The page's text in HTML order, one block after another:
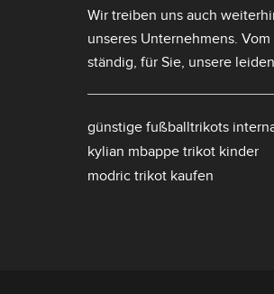
Wir treiben uns auch
unseres Unternehmens.
ständig, für Sie, unsere
günstige fußballtrikots
kylian mbappe trikot kinder
modric trikot kaufen